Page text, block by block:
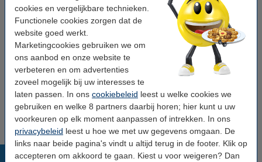
cookies en vergelijkbare technieken.
Functionele cookies zorgen dat de
website goed werkt.
Marketingcookies gebruiken we om
ons aanbod en onze website te
verbeteren en om advertenties
zoveel mogelijk bij uw interesses te
laten passen. In ons cookiebeleid leest u welke cookies we
gebruiken en welke 8 partners daarbij horen; hier kunt u uw
voorkeuren op elk moment aanpassen of intrekken. In ons
privacybeleid leest u hoe we met uw gegevens omgaan. De
links naar beide pagina's vindt u altijd terug in de footer. Klik op
accepteren om akkoord te gaan. Kiest u voor weigeren? Dan
Tip: papier meebestellen
123inkt kopieerpapier 1 doos van 2.500 vel A4 -
80 grams FSC® Mix Credit
€ 33,50
Wij adviseren u deze toner (het 123inkt huismerk) te nemen i.p.v. de
Canon-uitvoering.
Populaire producten